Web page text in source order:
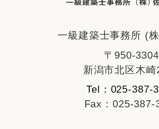
一級建築士事務所 (
〒950-3304
新潟市北区木崎
Tel：025-387-
Fax：025-387-